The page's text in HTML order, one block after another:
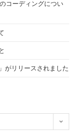
コーディングについ
がリリースされました